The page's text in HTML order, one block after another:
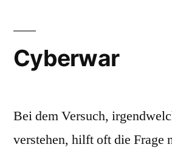
Cyberwar
Bei dem Versuch,
verstehen, hilft oft die Frage